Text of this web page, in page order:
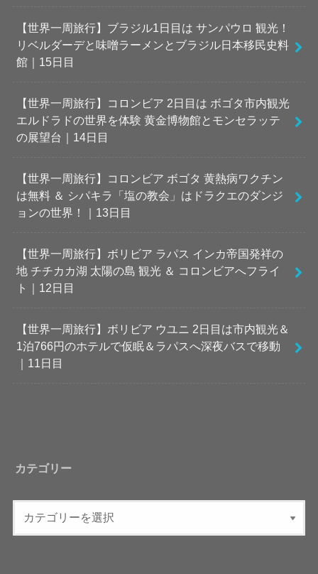
【世界一周旅行】ブラジル1日目は サンパウロ 観光！
リベルダーデと味噌ラーメンとブラジル日本移民史料
館｜15日目
【世界一周旅行】コロンビア 2日目は ボゴタ市内観光
エルドラドの世界を体験 黄金博物館とモンセラッテ
の展望台｜14日目
【世界一周旅行】コロンビア ボゴタ 黄熱病ワクチン
は無料 ＆ シパキラ「塩の教会」はドラクエのダンジ
ョンの世界！｜13日目
【世界一周旅行】ボリビア ラパス インカ帝国発祥の
地 チチカカ湖 太陽の島 観光 ＆ コロンビアへフライ
ト｜12日目
【世界一周旅行】ボリビア ウユニ 2日目は市内観光＆
1泊766円のホテルで仮眠＆ラパスへ深夜バスで移動
｜11日目
カテゴリー